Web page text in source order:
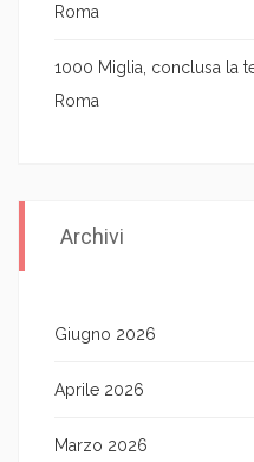
Roma
1000 Miglia, conclusa la
Roma
Archivi
Giugno 2026
Aprile 2026
Marzo 2026